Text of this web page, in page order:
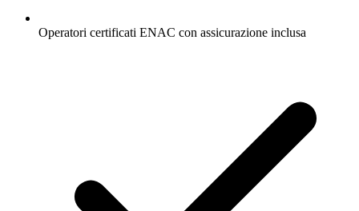
Operatori certificati ENAC con assicurazione inclusa